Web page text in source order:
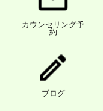
カウンセリング予
約
ブログ